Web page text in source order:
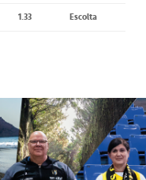
1.33 Escolta